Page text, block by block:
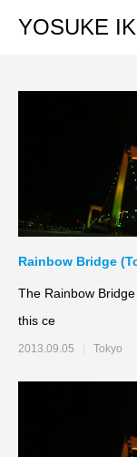
YOSUKE
Rainbow Bridge
The Rainbow
this ce
2013.09.05 Tokyo